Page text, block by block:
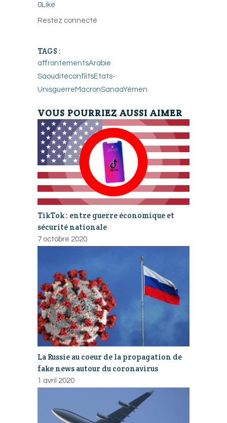
0Like
Restez connecté
TAGS :
affrontementsArabie
SaouditeconflitsEtats-
Unisguerre MacronSanaaYémen
VOUS POURRIEZ AUSSI AIMER
TikTok : entre guerre économique et
sécurité nationale
7 octobre 2020
La Russie au coeur de la propagation de
fake news autour du coronavirus
1 avril 2020